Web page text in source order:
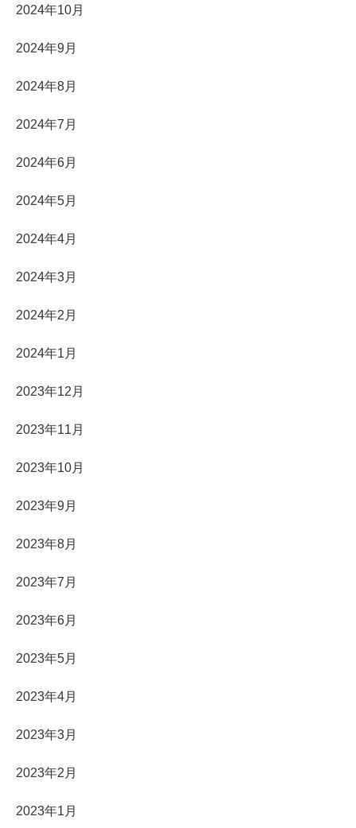
2024年10月
2024年9月
2024年8月
2024年7月
2024年6月
2024年5月
2024年4月
2024年3月
2024年2月
2024年1月
2023年12月
2023年11月
2023年10月
2023年9月
2023年8月
2023年7月
2023年6月
2023年5月
2023年4月
2023年3月
2023年2月
2023年1月